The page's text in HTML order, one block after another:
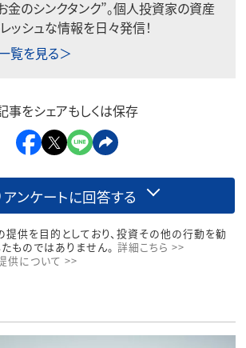
金のシンクタンク”。個人投資家の資産
ッシュな情報を日々発信！
覧を見る＞
事をシェアもしくは保存
アンケートに回答する
供を目的としており、投資その他の行動を勧
ものではありません。 詳細こちら >>
供について >>